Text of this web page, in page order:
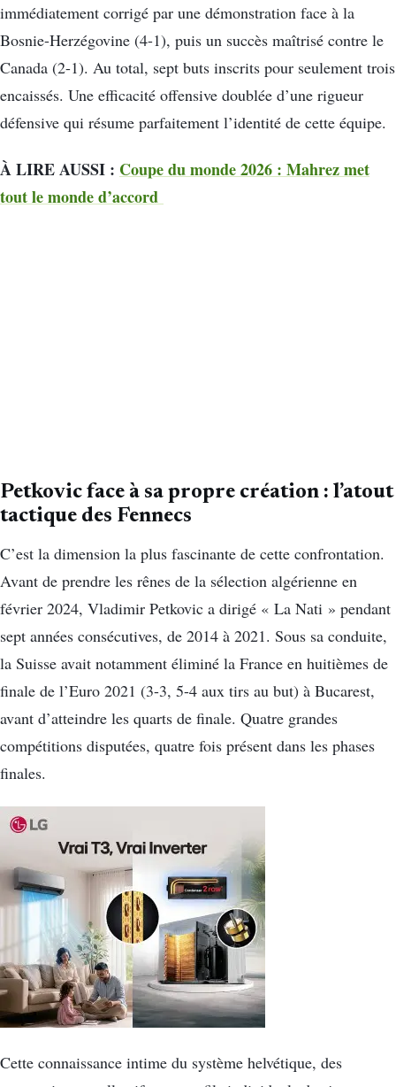
immédiatement corrigé par une démonstration face à la
Bosnie-Herzégovine (4-1), puis un succès maîtrisé contre le
Canada (2-1). Au total, sept buts inscrits pour seulement trois
encaissés. Une efficacité offensive doublée d’une rigueur
défensive qui résume parfaitement l’identité de cette équipe.
À LIRE AUSSI : Coupe du monde 2026 : Mahrez met
tout le monde d’accord
Petkovic face à sa propre création : l’atout
tactique des Fennecs
C’est la dimension la plus fascinante de cette confrontation.
Avant de prendre les rênes de la sélection algérienne en
février 2024, Vladimir Petkovic a dirigé « La Nati » pendant
sept années consécutives, de 2014 à 2021. Sous sa conduite,
la Suisse avait notamment éliminé la France en huitièmes de
finale de l’Euro 2021 (3-3, 5-4 aux tirs au but) à Bucarest,
avant d’atteindre les quarts de finale. Quatre grandes
compétitions disputées, quatre fois présent dans les phases
finales.
Cette connaissance intime du système helvétique, des